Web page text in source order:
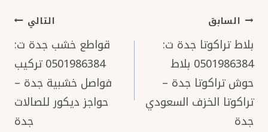
تصفّح
المقالات
السابق
بلاط تراكوتا جدة ت:
0501986384 بلاط
حوش تراكوتا جدة –
تراكوتا الخزف السعودي
جدة
التالي
قواطع خشب جدة ت:
0501986384 تركيب
فواصل خشبية جدة –
حواجز ديكور للصالات
جدة